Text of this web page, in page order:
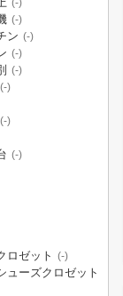
(-)
(-)
ン (-)
(-)
(-)
(-)
(-)
(-)
ロゼット (-)
ューズクロゼット